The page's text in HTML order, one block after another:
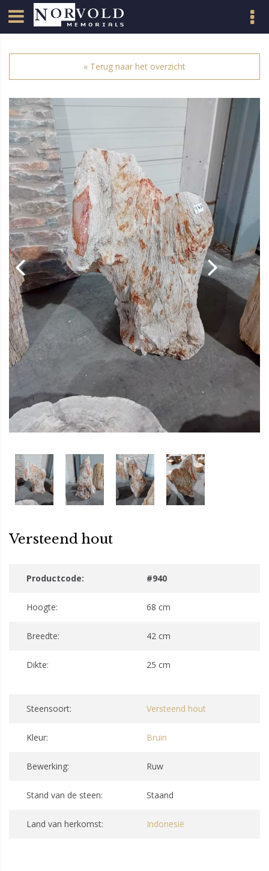
« Terug naar het overzicht
Versteend hout
Productcode: #940
Hoogte: 68 cm
Breedte: 42 cm
Dikte: 25 cm
Steensoort: Versteend hout
Kleur: Bruin
Bewerking: Ruw
Stand van de steen: Staand
Land van herkomst: Indonesië